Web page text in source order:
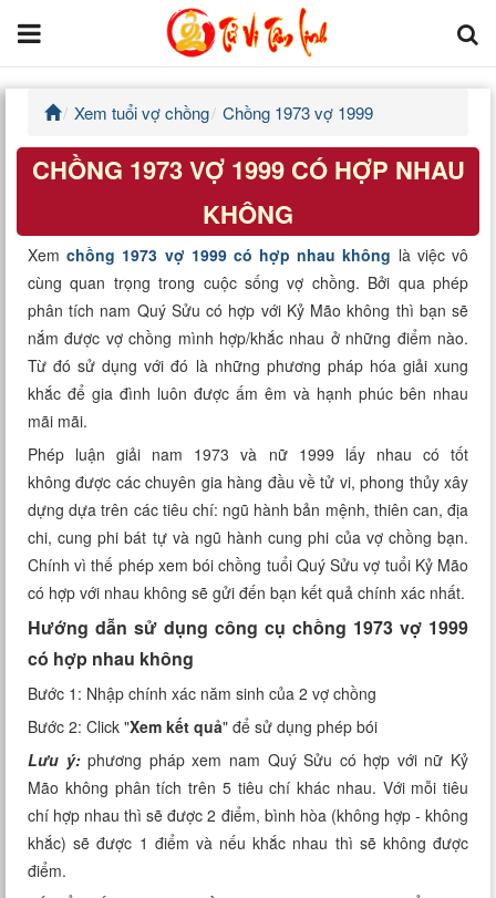
Trang chủ
Tử Vi Đẩu Số
Tử Vi 12 Con Giáp
Phong thủy
Kinh Dịch
Văn Hoa Tâm linh
Xem ngày
Xem tuổi
Xem bói
Tướng số
Cung hoàng đạo
Xem tuổi vợ chồng Chồng 1973 vợ 1999
CHỒNG 1973 VỢ 1999 CÓ HỢP NHAU
KHÔNG
Xem chồng 1973 vợ 1999 có hợp nhau không là việc vô
cùng quan trọng trong cuộc sống vợ chồng. Bởi qua phép
phân tích nam Quý Sửu có hợp với Kỷ Mão không thì bạn sẽ
nắm được vợ chồng mình hợp/khắc nhau ở những điểm nào.
Từ đó sử dụng với đó là những phương pháp hóa giải xung
khắc để gia đình luôn được ấm êm và hạnh phúc bên nhau
mãi mãi.
Phép luận giải nam 1973 và nữ 1999 lấy nhau có tốt
không được các chuyên gia hàng đầu về tử vi, phong thủy xây
dựng dựa trên các tiêu chí: ngũ hành bản mệnh, thiên can, địa
chi, cung phi bát tự và ngũ hành cung phi của vợ chồng bạn.
Chính vì thế phép xem bói chồng tuổi Quý Sửu vợ tuổi Kỷ Mão
có hợp với nhau không sẽ gửi đến bạn kết quả chính xác nhất.
Hướng dẫn sử dụng công cụ chồng 1973 vợ 1999
có hợp nhau không
Bước 1: Nhập chính xác năm sinh của 2 vợ chồng
Bước 2: Click "Xem kết quả" để sử dụng phép bói
Lưu ý:phương pháp xem nam Quý Sửu có hợp với nữ Kỷ
Mão không phân tích trên 5 tiêu chí khác nhau. Với mỗi tiêu
chí hợp nhau thì sẽ được 2 điểm, bình hòa (không hợp - không
khắc) sẽ được 1 điểm và nếu khắc nhau thì sẽ không được
điểm.